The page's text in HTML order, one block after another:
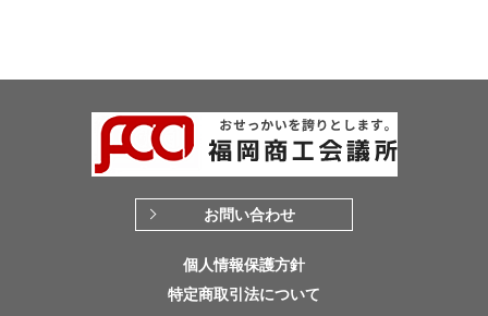
お問い合わせ
個人情報保護方針
特定商取引法について